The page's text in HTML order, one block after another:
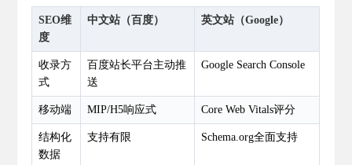
SEO维
度
中文站（百度） 英文站（Google）
收录方
式
百度站长平台主动推
送
Google Search Console
移动端 MIP/H5响应式 Core Web Vitals评分
结构化
数据
支持有限 Schema.org全面支持